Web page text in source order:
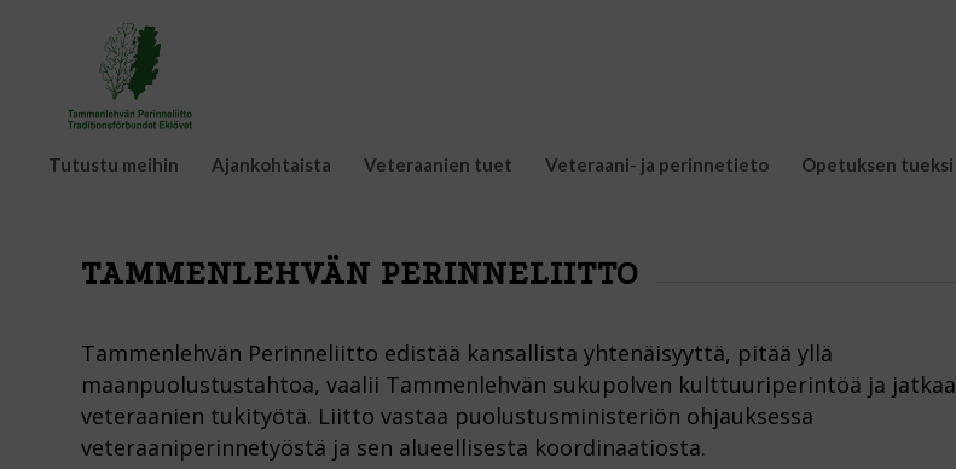
Tutustu meihin Ajankohtaista Veteraanien tuet Veteraani- ja perinnetieto Opetuksen tueksi
TAMMENLEHVÄN PERINNELIITTO
Tammenlehvän Perinneliitto edistää kansallista yhtenäisyyttä, pitää yllä
maanpuolustustahtoa, vaalii Tammenlehvän sukupolven kulttuuriperintöä ja jatkaa
veteraanien tukityötä. Liitto vastaa puolustusministeriön ohjauksessa
veteraaniperinnetyöstä ja sen alueellisesta koordinaatiosta.